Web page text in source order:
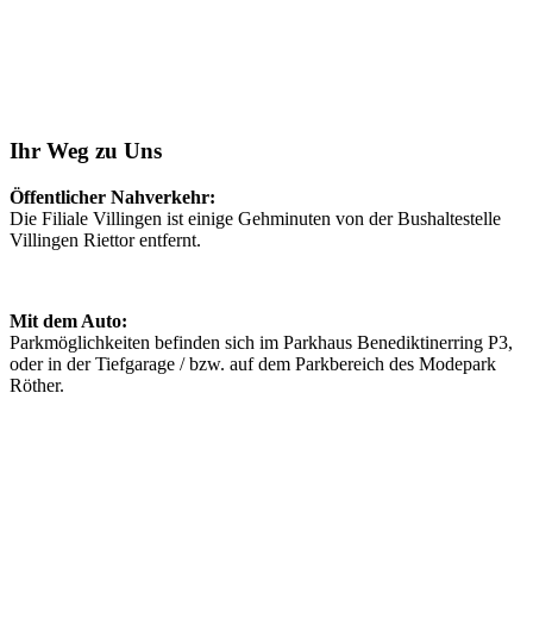
Ihr Weg zu Uns
Öffentlicher Nahverkehr:
Die Filiale Villingen ist einige Gehminuten von der Bushaltestelle
Villingen Riettor entfernt.
Mit dem Auto:
Parkmöglichkeiten befinden sich im Parkhaus Benediktinerring P3,
oder in der Tiefgarage / bzw. auf dem Parkbereich des Modepark
Röther.